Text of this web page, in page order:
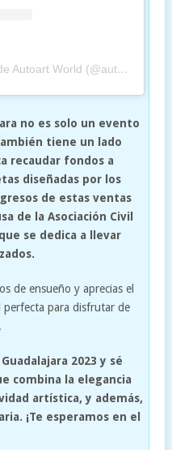
Una publicación compartida de Autoart World (@autoartworld)
no es solo un evento
tiene un lado
recaudar fondos a
diseñadas por los
de estas ventas
de la Asociación Civil
se dedica a llevar
de ensueño y aprecias el
para disfrutar de
2023 y sé
combina la elegancia
artística, y además,
¡Te esperamos en el